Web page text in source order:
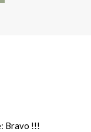
Bravo !!!